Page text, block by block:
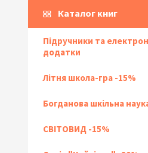
Каталог книг
Підручники та
додатки
Літня школа-гра -15%
Богданова шкільна
СВІТОВИД -15%